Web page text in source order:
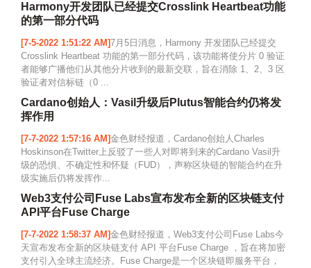
Harmony开发团队已经提交Crosslink Heartbeat功能
的第一部分代码
[7-5-2022 1:51:22 AM]7月5日消息，Harmony 开发团队已经提交
Crosslink Heartbeat 功能的第一部分代码，该功能将使分片 0 验证
者能够广播他们从其他分片收到的最新交联，旨在消除 1、2、3 区
验证者对信标链（0 ...
Cardano创始人：Vasil升级后Plutus智能合约仍将发
挥作用
[7-7-2022 1:57:16 AM]金色财经报道，Cardano创始人Charles
Hoskinson在Twitter上反驳了一些人对即将到来的Cardano Vasil升
级的恐惧、不确定性和怀疑（FUD），声称区块链的智能合约在升
级实施后仍将发挥作...
Web3支付公司Fuse Labs宣布发布全新的区块链支付
API平台Fuse Charge
[7-7-2022 1:58:37 AM]金色财经报道，Web3支付公司Fuse Labs今
天宣布发布全新的区块链支付 API 平台Fuse Charge ，旨在将加密
支付引入全球主流经济。Fuse Charge是一个区块链即服务平台，